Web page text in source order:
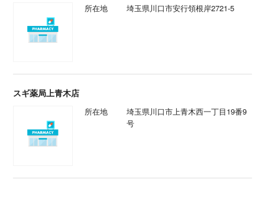
所在地 埼玉県川口市安行領根岸2721-5
スギ薬局上青木店
所在地
埼玉県川口市上青木西一丁目19番9
号